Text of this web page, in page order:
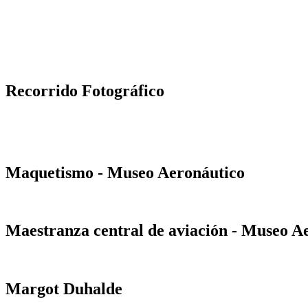
Recorrido Fotográfico
Maquetismo - Museo Aeronáutico
Maestranza central de aviación - Museo
Margot Duhalde